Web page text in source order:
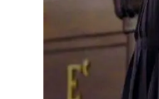
Lac Network